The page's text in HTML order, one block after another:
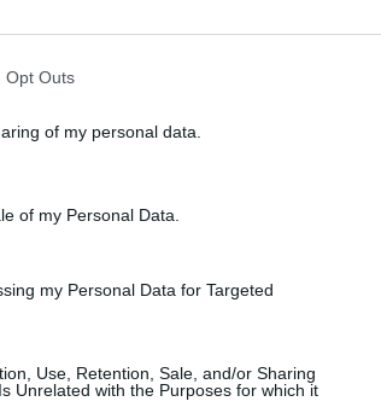
Opt Outs
of my personal data.
of my Personal Data.
my Personal Data for Targeted
Use, Retention, Sale, and/or Sharing
Unrelated with the Purposes for which it
fratella Link 
di niente 😉😉😉
passo avanti...😁